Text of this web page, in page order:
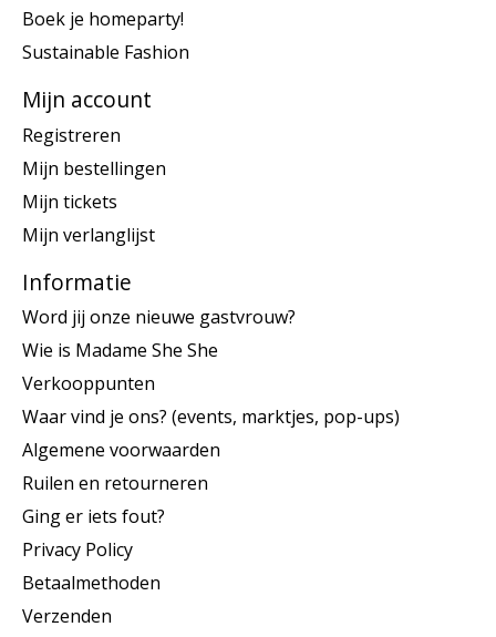
Boek je homeparty!
Sustainable Fashion
Mijn account
Registreren
Mijn bestellingen
Mijn tickets
Mijn verlanglijst
Informatie
Word jij onze nieuwe gastvrouw?
Wie is Madame She She
Verkooppunten
Waar vind je ons? (events, marktjes, pop-ups)
Algemene voorwaarden
Ruilen en retourneren
Ging er iets fout?
Privacy Policy
Betaalmethoden
Verzenden